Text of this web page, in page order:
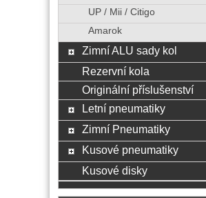
UP / Mii / Citigo
Amarok
Zimní ALU sady kol
Rezervní kola
Originální příslušenství
Letní pneumatiky
Zimní Pneumatiky
Kusové pneumatiky
Kusové disky